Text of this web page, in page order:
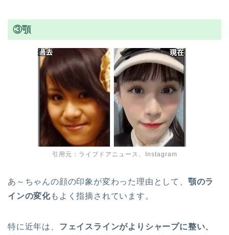
③顎
引用元：ライブドアニュース、Instagram
あ～ちゃんの顔の印象が変わった理由として、 顎のラ
インの変化もよく指摘されています。
特に近年は、 フェイスラインがよりシャープに整い、